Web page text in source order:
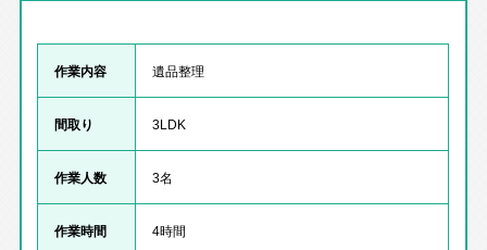
作業内容 遺品整理
間取り 3LDK
作業人数 3名
作業時間 4時間